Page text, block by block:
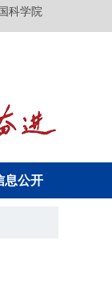
科学院
息公开